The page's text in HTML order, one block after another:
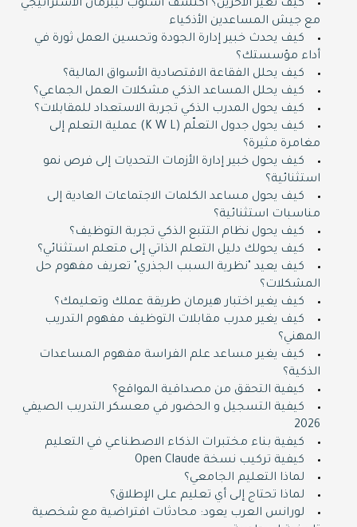
كيف تغير الآخرين؟ اكتشف أسلوب ليبرمان الاستراتيجي
مع جيش المساعدين الأذكياء
كيف يحدث خبير إدارة الجودة وتحسين العمل ثورة في
أداء مؤسستك؟
كيف يحلل الفقاعة الاقتصادية الأسواق المالية؟
كيف يحلل المساعد الذكي مشكلات العمل الجماعي؟
كيف يحول المدرب الذكي تجربة الاستعداد للمقابلات؟
كيف يحول جدول التعلّم (K W L) عملية التعلم إلى
مغامرة مثيرة؟
كيف يحول خبير إدارة الأزمات التحديات إلى فرص نمو
استثنائية؟
كيف يحول مساعد الكلمات الاجتماعات العادية إلى
مناسبات استثنائية؟
كيف يحول نظام التتبع الذكي تجربة التوظيف؟
كيف يحولك دليل التعلم الذاتي إلى متعلم استثنائي؟
كيف يعيد "نظرية السبب الجذري" تعريف مفهوم حل
المشكلات؟
كيف يغير اختبار هيرمان طريقة عملك وتعليمك؟
كيف يغير مدرب مقابلات التوظيف مفهوم التدريب
المهني؟
كيف يغير مساعد علم الفراسة مفهوم المساعدات
الذكية؟
كيفية التحقق من مصداقية المواقع؟
كيفية التسجيل و الحضور في معسكر التدريب الصيفي
2026
كيفية بناء مختبرات الذكاء الاصطناعي في التعليم
كيفية تركيب نسخة Open Claude
لماذا التعليم الجامعي؟
لماذا تحتاج إلى أي تعليم على الإطلاق؟
لورانس العرب يعود: محادثات افتراضية مع شخصية